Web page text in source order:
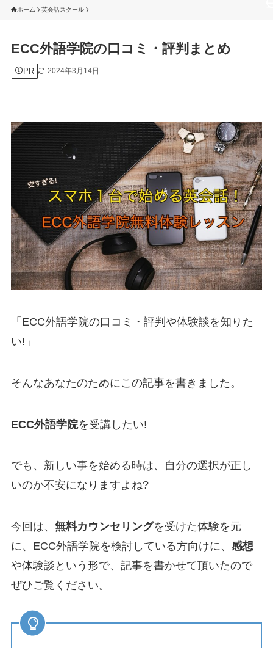
ホーム 英会話スクール
ECC外語学院の口コミ・評判まとめ
PR 2024年3月14日
「ECC外語学院の口コミ・評判や体験談を知りた
い!」
そんなあなたのためにこの記事を書きました。
ECC外語学院を受講したい!
でも、新しい事を始める時は、自分の選択が正し
いのか不安になりますよね?
今回は、 無料カウンセリングを受けた体験を元
に、ECC外語学院を検討している方向けに、 感想
や体験談という形で、記事を書かせて頂いたので
ぜひご覧ください。